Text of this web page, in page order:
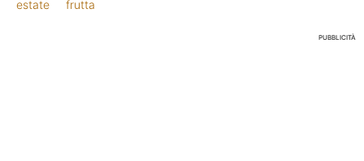
estate frutta
PUBBLICITÀ